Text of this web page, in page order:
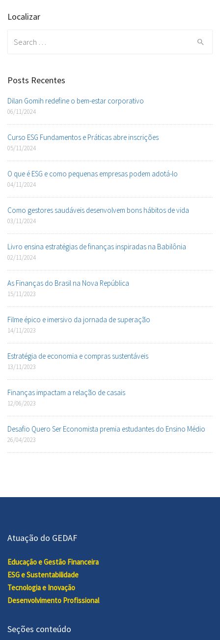
Localizar
Posts Recentes
Dilan Gomih redefine o bem-estar corporativo
06/11/2024
Curso ESG Fundamentos e Práticas abre inscrições
05/11/2024
O que é ESG e como pequenas empresas podem adotá-lo
04/11/2024
Como gestores saudáveis desenvolvem bons hábitos de vida
03/11/2024
Livro ensina estratégias de finanças inspiradas na Babilônia
02/11/2024
As Finanças do Brasil na Nova República
15/11/2023
Filme épico e imersivo da jornada de superação
14/11/2023
Estratégia de economia e compras sustentáveis
13/11/2023
Finanças impactam a relação de casais
12/06/2023
Desafio Quero Ser Economista premia estudantes do Ensino Médio
26/04/2023
Atuação do GEDAF
Educação e Gestão Financeira
ESG e Sustentabilidade
Tecnologia e Inovação
Desenvolvimento Profissional
Seções conteúdo